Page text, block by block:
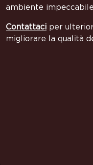
ambiente
Contattaci per
migliorare la qualità